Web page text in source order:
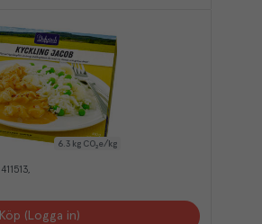
6.3 kg CO₂e/kg
411513
Köp (Logga in)